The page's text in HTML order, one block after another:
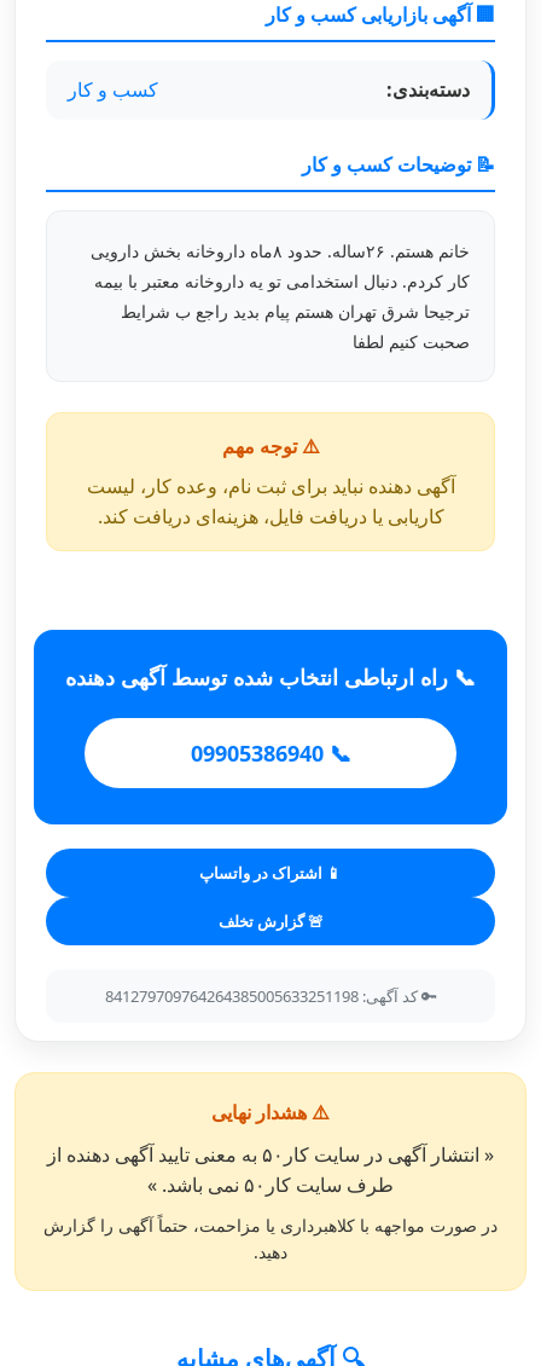
🏢 آگهی بازاریابی کسب و کار
دسته‌بندی: کسب و کار
📝 توضیحات کسب و کار
خانم هستم. ۲۶ساله. حدود ۸ماه داروخانه بخش دارویی
کار کردم. دنبال استخدامی تو یه داروخانه معتبر با بیمه
ترجیحا شرق تهران هستم پیام بدید راجع ب شرایط
صحبت کنیم لطفا
⚠️ توجه مهم
آگهی دهنده نباید برای ثبت نام، وعده کار، لیست
کاریابی یا دریافت فایل، هزینه‌ای دریافت کند.
📞 راه ارتباطی انتخاب شده توسط آگهی دهنده
📞 09905386940
📱 اشتراک در واتساپ
🚨 گزارش تخلف
🔑 کد آگهی: 841279709764264385005633251198
⚠️ هشدار نهایی
« انتشار آگهی در سایت کار۵۰ به معنی تایید آگهی دهنده از
طرف سایت کار۵۰ نمی باشد. »
در صورت مواجهه با کلاهبرداری یا مزاحمت، حتماً آگهی را گزارش
دهید.
🔍 آگهی‌های مشابه